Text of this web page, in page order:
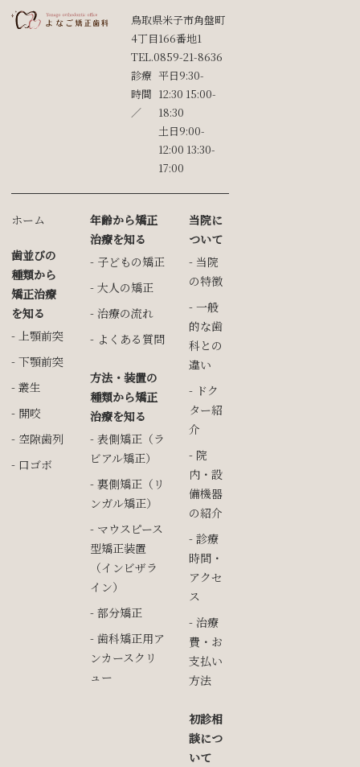
鳥取県米子市角盤町
4丁目166番地1
TEL.0859-21-8636
診療
時間
／
平⽇9:30-
12:30 15:00-
18:30
⼟日9:00-
12:00 13:30-
17:00
ホーム
歯並びの
種類から
矯正治療
を知る
上顎前突
下顎前突
叢生
開咬
空隙歯列
口ゴボ
年齢から矯正
治療を知る
子どもの矯正
大人の矯正
治療の流れ
よくある質問
方法・装置の
種類から矯正
治療を知る
表側矯正（ラ
ビアル矯正）
裏側矯正（リ
ンガル矯正）
マウスピース
型矯正装置
（インビザラ
イン）
部分矯正
歯科矯正用ア
ンカースクリ
ュー
当院に
ついて
当院
の特徴
一般
的な歯
科との
違い
ドク
ター紹
介
院
内・設
備機器
の紹介
診療
時間・
アクセ
ス
治療
費・お
支払い
方法
初診相
談につ
いて